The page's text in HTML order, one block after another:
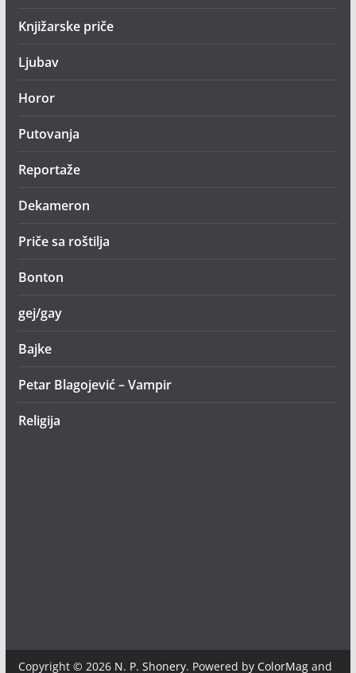
Knjižarske priče
Ljubav
Horor
Putovanja
Reportaže
Dekameron
Priče sa roštilja
Bonton
gej/gay
Bajke
Petar Blagojević – Vampir
Religija
Copyright © 2026 N. P. Shonery. Powered by ColorMagand